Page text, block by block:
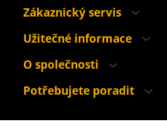
Zákaznický servis
Užitečné informace
O společnosti
Potřebujete poradit